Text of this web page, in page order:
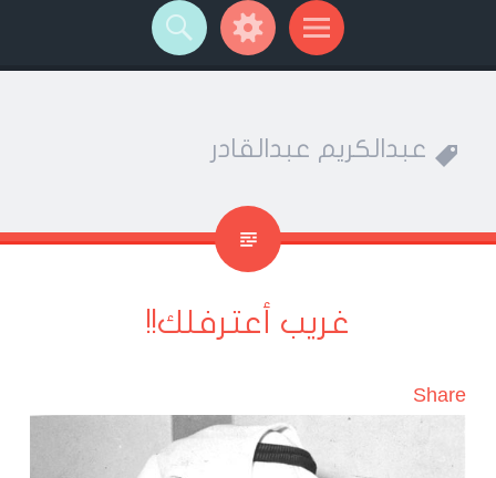
Menu
Widgets
Search
عبدالكريم عبدالقادر
غريب أعترفلك!!
Share